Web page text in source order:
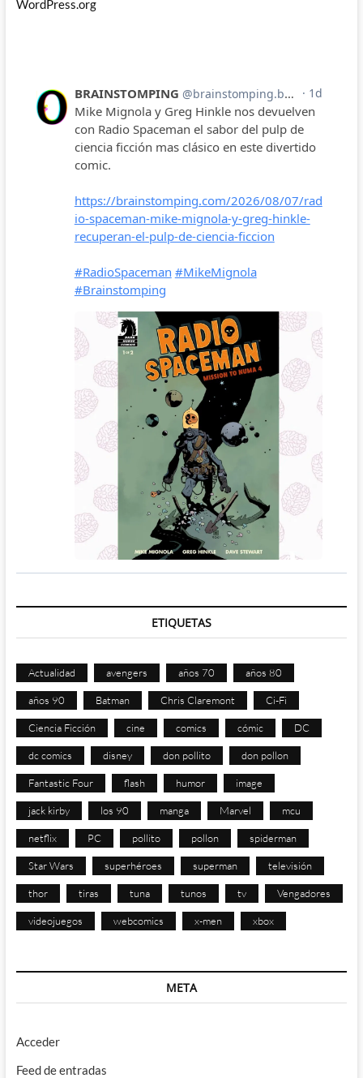
WordPress.org
ETIQUETAS
Actualidad avengers años 70 años 80
años 90 Batman Chris Claremont Ci-Fi
Ciencia Ficción cine comics cómic DC
dc comics disney don pollito don pollon
Fantastic Four flash humor image
jack kirby los 90 manga Marvel mcu
netflix PC pollito pollon spiderman
Star Wars superhéroes superman televisión
thor tiras tuna tunos tv Vengadores
videojuegos webcomics x-men xbox
META
Acceder
Feed de entradas